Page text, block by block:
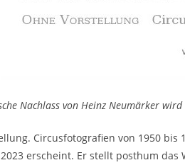
Nachlass von Heinz Neumärker
Circusfotografien von 1950
erscheint. Er stellt posthum das